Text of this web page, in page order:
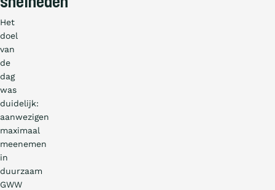
Het
doel
van
de
dag
was
duidelijk:
aanwezigen
maximaal
meenemen
in
duurzaam
GWW